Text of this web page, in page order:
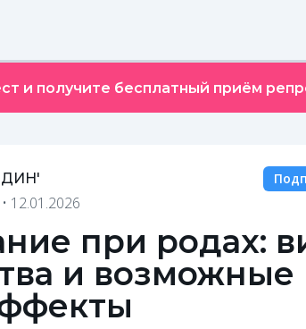
и получите бесплатный приём
• 12.01.2026
при родах:
и возможные